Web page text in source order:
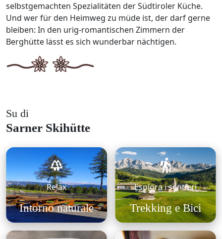
selbstgemachten Spezialitäten der Südtiroler Küche.
Und wer für den Heimweg zu müde ist, der darf gerne
bleiben: In den urig-romantischen Zimmern der
Berghütte lässt es sich wunderbar nächtigen.
Su di
Sarner Skihütte
Relax
Intorno naturale
Esplora i sentieri
Trekking e Bici